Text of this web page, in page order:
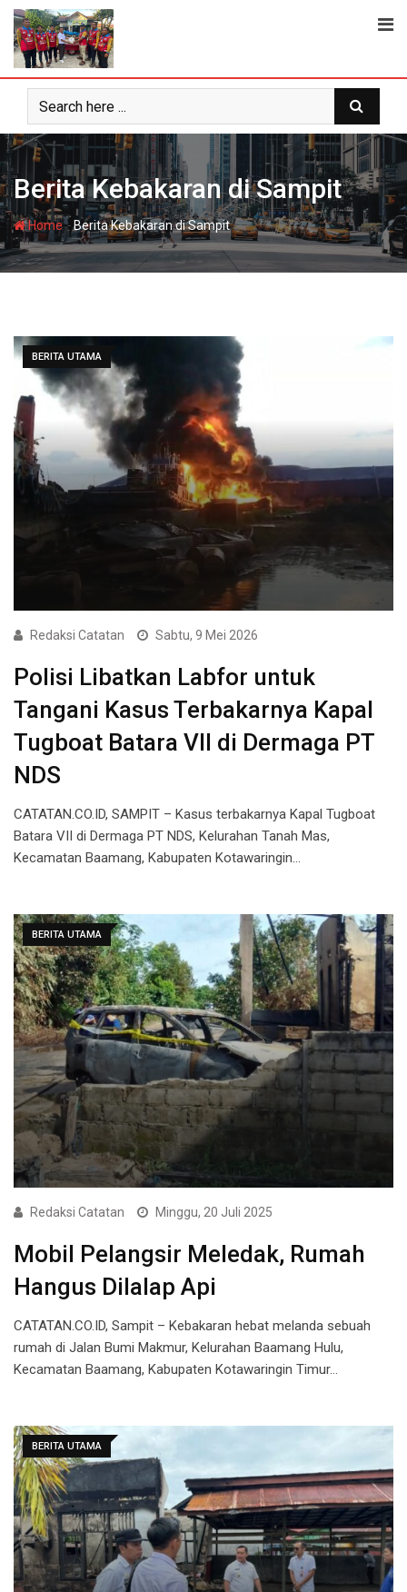
Skip
content
Berita Kebakaran di Sampit
Home-Berita Kebakaran di Sampit
BERITA UTAMA
Redaksi Catatan Sabtu, 9 Mei 2026
Polisi Libatkan Labfor untuk
Tangani Kasus Terbakarnya Kapal
Tugboat Batara VII di Dermaga PT
NDS
CATATAN.CO.ID, SAMPIT – Kasus terbakarnya Kapal Tugboat
Batara VII di Dermaga PT NDS, Kelurahan Tanah Mas,
Kecamatan Baamang, Kabupaten Kotawaringin…
BERITA UTAMA
Redaksi Catatan Minggu, 20 Juli 2025
Mobil Pelangsir Meledak, Rumah
Hangus Dilalap Api
CATATAN.CO.ID, Sampit – Kebakaran hebat melanda sebuah
rumah di Jalan Bumi Makmur, Kelurahan Baamang Hulu,
Kecamatan Baamang, Kabupaten Kotawaringin Timur…
BERITA UTAMA